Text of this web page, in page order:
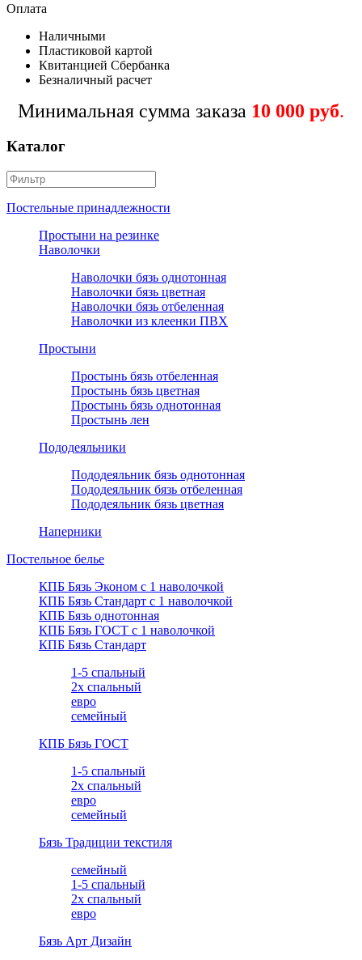
Оплата
Наличными
Пластиковой картой
Квитанцией Сбербанка
Безналичный расчет
Минимальная сумма заказа 10 000 руб.
Каталог
Постельные принадлежности
Простыни на резинке
Наволочки
Наволочки бязь однотонная
Наволочки бязь цветная
Наволочки бязь отбеленная
Наволочки из клеенки ПВХ
Простыни
Простынь бязь отбеленная
Простынь бязь цветная
Простынь бязь однотонная
Простынь лен
Пододеяльники
Пододеяльник бязь однотонная
Пододеяльник бязь отбеленная
Пододеяльник бязь цветная
Наперники
Постельное белье
КПБ Бязь Эконом с 1 наволочкой
КПБ Бязь Стандарт c 1 наволочкой
КПБ Бязь однотонная
КПБ Бязь ГОСТ c 1 наволочкой
КПБ Бязь Стандарт
1-5 спальный
2х спальный
евро
семейный
КПБ Бязь ГОСТ
1-5 спальный
2х спальный
евро
семейный
Бязь Традиции текстиля
семейный
1-5 спальный
2х спальный
евро
Бязь Арт Дизайн